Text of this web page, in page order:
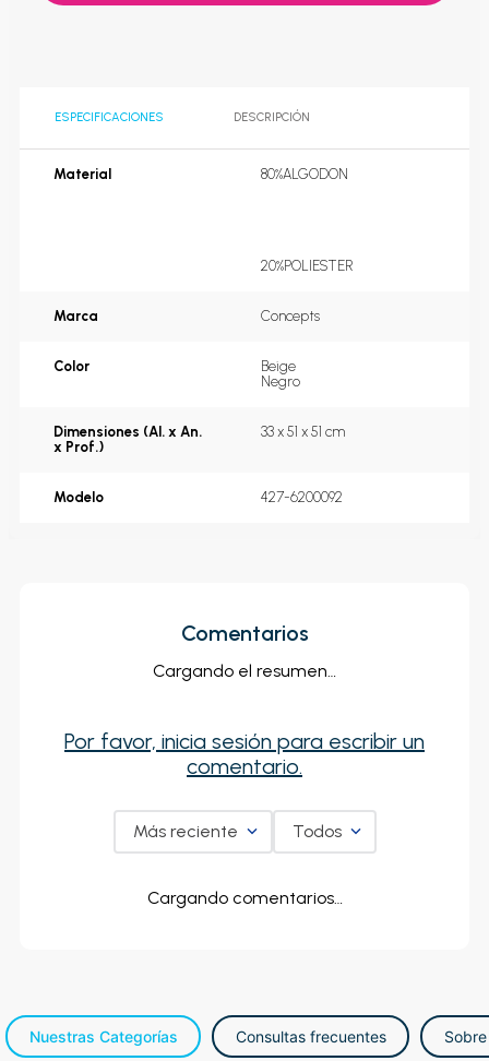
ESPECIFICACIONES DESCRIPCIÓN
Material 80%ALGODON
20%POLIESTER
Marca Concepts
Color
Beige
Negro
Dimensiones (Al. x An.
x Prof.)
33 x 51 x 51 cm
Modelo 427-6200092
Comentarios
Cargando el resumen…
Por favor, inicia sesión para escribir un
comentario.
Más reciente Todos
Cargando comentarios…
Nuestras Categorías Consultas frecuentes